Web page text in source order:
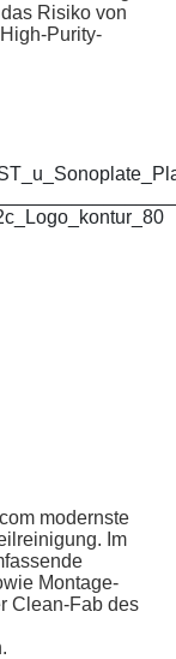
Risiko von
Purity-
modernste
Im
Montage-
Clean-Fab des